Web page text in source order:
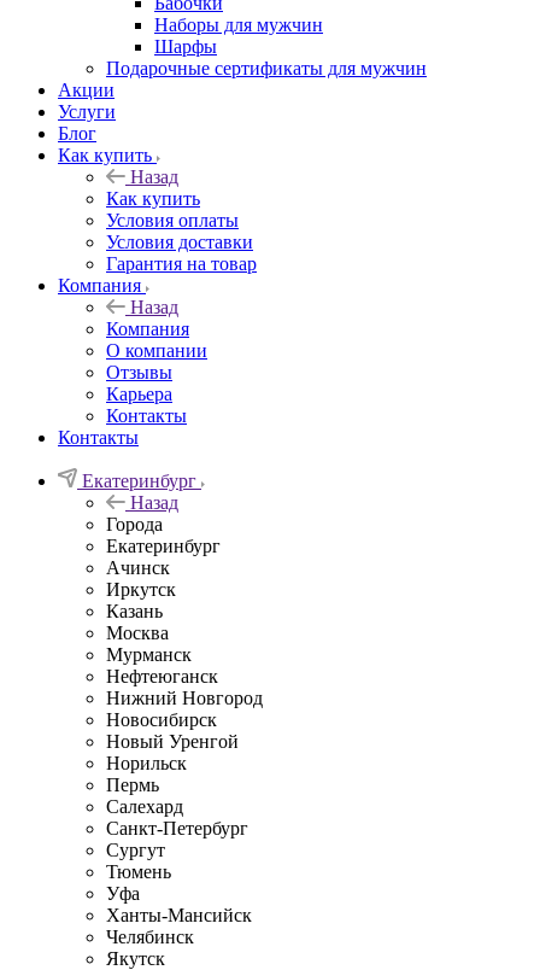
Наборы для мужчин
Шарфы
Подарочные сертификаты для мужчин
Акции
Услуги
Блог
Как купить
Назад
Как купить
Условия оплаты
Условия доставки
Гарантия на товар
Компания
Назад
Компания
О компании
Отзывы
Карьера
Контакты
Контакты
Екатеринбург
Назад
Города
Екатеринбург
Ачинск
Иркутск
Казань
Москва
Мурманск
Нефтеюганск
Нижний Новгород
Новосибирск
Новый Уренгой
Норильск
Пермь
Салехард
Санкт-Петербург
Сургут
Тюмень
Уфа
Ханты-Мансийск
Челябинск
Якутск